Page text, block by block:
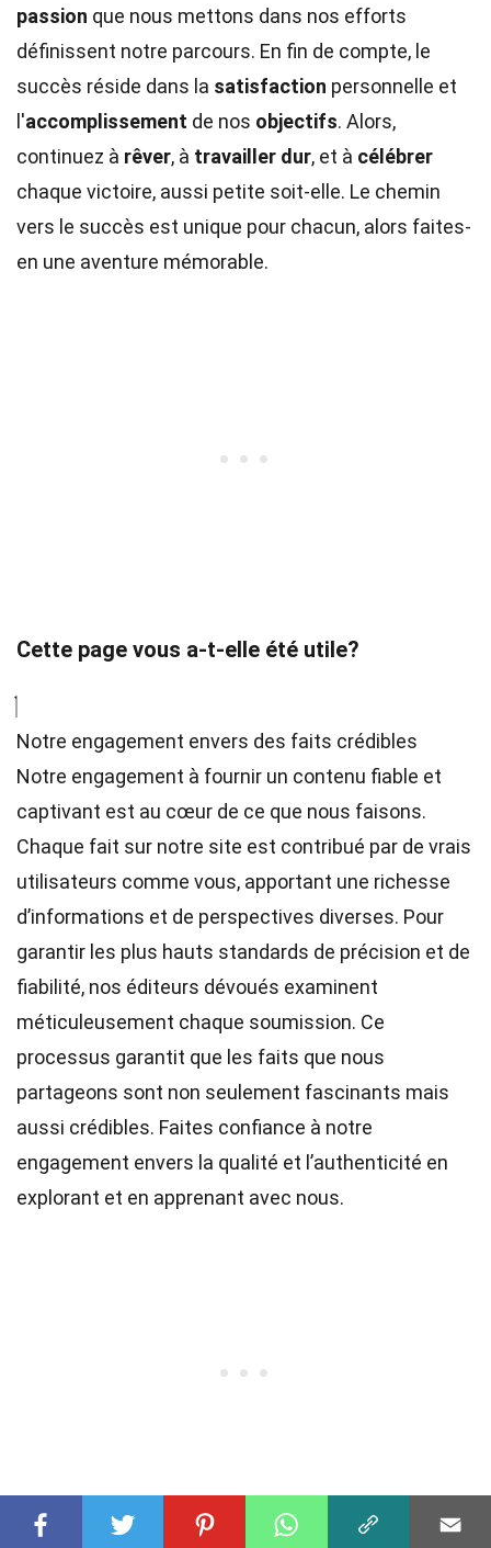
passion que nous mettons dans nos efforts
définissent notre parcours. En fin de compte, le
succès réside dans la satisfaction personnelle et
l'accomplissement de nos objectifs. Alors,
continuez à rêver, à travailler dur, et à célébrer
chaque victoire, aussi petite soit-elle. Le chemin
vers le succès est unique pour chacun, alors faites-
en une aventure mémorable.
Cette page vous a-t-elle été utile?
Notre engagement envers des faits crédibles
Notre engagement à fournir un contenu fiable et
captivant est au cœur de ce que nous faisons.
Chaque fait sur notre site est contribué par de vrais
utilisateurs comme vous, apportant une richesse
d’informations et de perspectives diverses. Pour
garantir les plus hauts standards de précision et de
fiabilité, nos éditeurs dévoués examinent
méticuleusement chaque soumission. Ce
processus garantit que les faits que nous
partageons sont non seulement fascinants mais
aussi crédibles. Faites confiance à notre
engagement envers la qualité et l’authenticité en
explorant et en apprenant avec nous.